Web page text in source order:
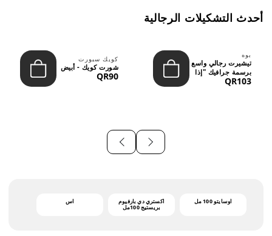
أحدث التشكيلات الرجالية
بوه
تيشيرت رجالي واسع
برسمة جرافيك "إذا
لم نُعجبك...
QR103
كويك سبورت
شورت كويك - أبيض
QR90
أوسايتو 100 مل
اكستري دي بارفيوم
بريستيج 100مل
اس